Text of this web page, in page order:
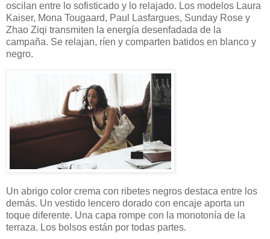
oscilan entre lo sofisticado y lo relajado. Los modelos Laura
Kaiser, Mona Tougaard, Paul Lasfargues, Sunday Rose y
Zhao Ziqi transmiten la energía desenfadada de la
campaña. Se relajan, ríen y comparten batidos en blanco y
negro.
Un abrigo color crema con ribetes negros destaca entre los
demás. Un vestido lencero dorado con encaje aporta un
toque diferente. Una capa rompe con la monotonía de la
terraza. Los bolsos están por todas partes.